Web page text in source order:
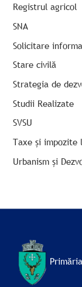
Registrul agricol
SNA
Solicitare
Stare civilă
Strategia de
Studii Realizate
SVSU
Taxe și impozite
Urbanism și